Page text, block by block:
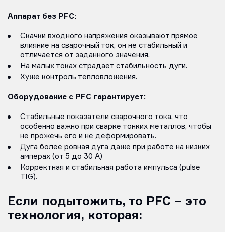
Аппарат без PFC:
Скачки входного напряжения оказывают прямое
влияние на сварочный ток, он не стабильный и
отличается от заданного значения.
На малых токах страдает стабильность дуги.
Хуже контроль тепловложения.
Оборудование с PFC гарантирует:
Стабильные показатели сварочного тока, что
особенно важно при сварке тонких металлов, чтобы
не прожечь его и не деформировать.
Дуга более ровная дуга даже при работе на низких
амперах (от 5 до 30 А)
Корректная и стабильная работа импульса (pulse
TIG).
Если подытожить, то PFC – это
технология, которая: